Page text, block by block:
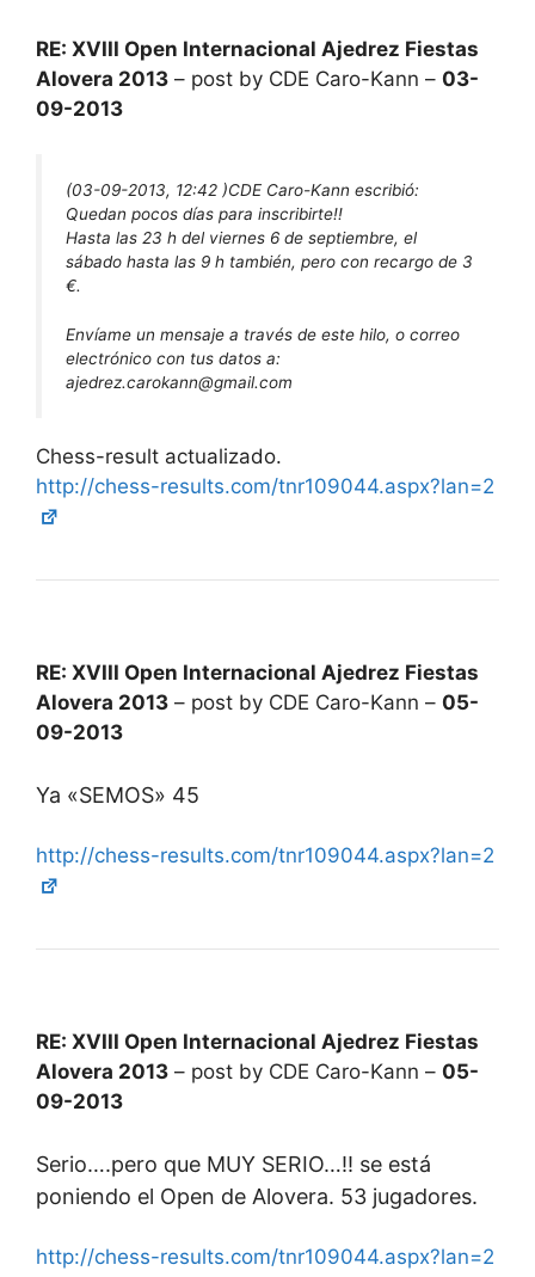
RE: XVIII Open Internacional Ajedrez Fiestas
Alovera 2013 – post by CDE Caro-Kann – 03-
09-2013
(03-09-2013, 12:42 )CDE Caro-Kann escribió:
Quedan pocos días para inscribirte!!
Hasta las 23 h del viernes 6 de septiembre, el
sábado hasta las 9 h también, pero con recargo de 3
€.
Envíame un mensaje a través de este hilo, o correo
electrónico con tus datos a:
ajedrez.carokann@gmail.com
Chess-result actualizado.
http://chess-results.com/tnr109044.aspx?lan=2
RE: XVIII Open Internacional Ajedrez Fiestas
Alovera 2013 – post by CDE Caro-Kann – 05-
09-2013
Ya «SEMOS» 45
http://chess-results.com/tnr109044.aspx?lan=2
RE: XVIII Open Internacional Ajedrez Fiestas
Alovera 2013 – post by CDE Caro-Kann – 05-
09-2013
Serio….pero que MUY SERIO…!! se está
poniendo el Open de Alovera. 53 jugadores.
http://chess-results.com/tnr109044.aspx?lan=2